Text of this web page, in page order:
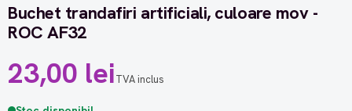
Buchet trandafiri artificiali, culoare mov -
ROC AF32
23,00 leiTVA inclus